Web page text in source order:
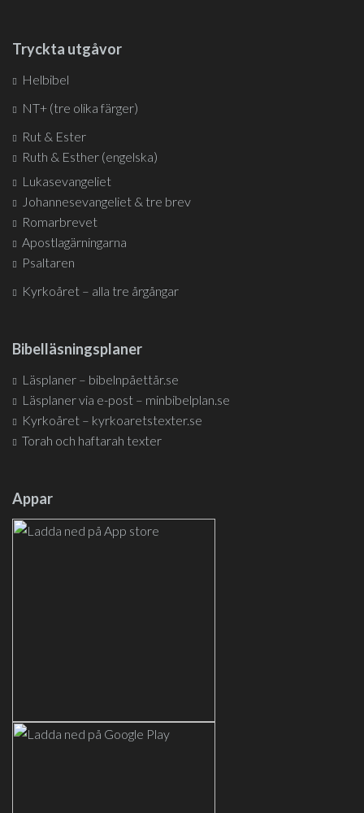
Tryckta utgåvor
Helbibel
NT+ (tre olika färger)
Rut & Ester
Ruth & Esther (engelska)
Lukasevangeliet
Johannesevangeliet & tre brev
Romarbrevet
Apostlagärningarna
Psaltaren
Kyrkoåret – alla tre årgångar
Bibelläsningsplaner
Läsplaner – bibelnpåettår.se
Läsplaner via e-post – minbibelplan.se
Kyrkoåret – kyrkoaretstexter.se
Torah och haftarah texter
Appar